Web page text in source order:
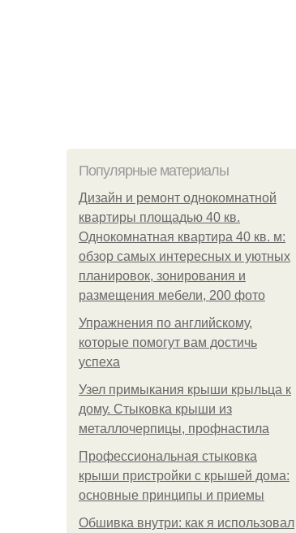
Популярные материалы
Дизайн и ремонт однокомнатной
квартиры площадью 40 кв.
Однокомнатная квартира 40 кв. м:
обзор самых интересных и уютных
планировок, зонирования и
размещения мебели, 200 фото
Упражнения по английскому,
которые помогут вам достичь
успеха
Узел примыкания крыши крыльца к
дому. Стыковка крыши из
металлочерпицы, профнастила
Профессиональная стыковка
крыши пристройки с крышей дома:
основные принципы и приемы
Обшивка внутри: как я использовал